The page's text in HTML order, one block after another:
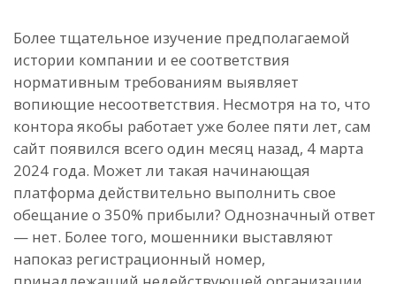
Более тщательное изучение предполагаемой
истории компании и ее соответствия
нормативным требованиям выявляет
вопиющие несоответствия. Несмотря на то, что
контора якобы работает уже более пяти лет, сам
сайт появился всего один месяц назад, 4 марта
2024 года. Может ли такая начинающая
платформа действительно выполнить свое
обещание о 350% прибыли? Однозначный ответ
— нет. Более того, мошенники выставляют
напоказ регистрационный номер,